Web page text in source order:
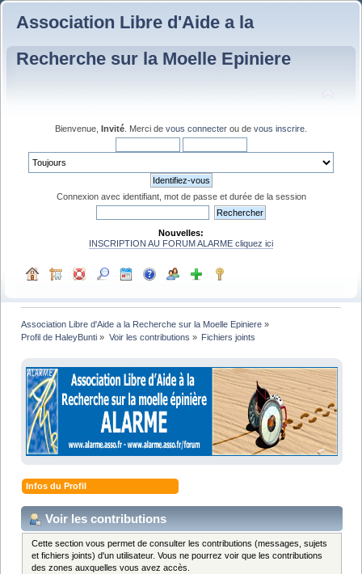
Association Libre d'Aide a la
Recherche sur la Moelle Epiniere
Bienvenue, Invité . Merci de vous connecter ou de vous inscrire
Connexion avec identifiant, mot de passe et durée de la session
Nouvelles:
INSCRIPTION AU FORUM ALARME cliquez ici
Association Libre d'Aide a la Recherche sur la Moelle Epiniere »
Profil de HaleyBunti » Voir les contributions » Fichiers joints
Infos du Profil
Voir les contributions
Cette section vous permet de consulter les contributions (messages, sujets
et fichiers joints) d'un utilisateur. Vous ne pourrez voir que les contributions
des zones auxquelles vous avez accès.